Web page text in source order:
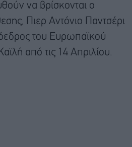
να βρίσκονται ο
Πιερ Αντόνιο Παντσέρι
του Ευρωπαϊκού
από τις 14 Απριλίου.